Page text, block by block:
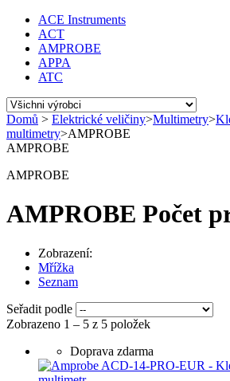
ACE Instruments
ACT
AMPROBE
APPA
ATC
Domů > Elektrické veličiny>Multimetry>
multimetry>AMPROBE
AMPROBE
AMPROBE
AMPROBE Počet
Zobrazení:
Mřížka
Seznam
Seřadit podle
Zobrazeno 1 – 5 z 5 položek
Doprava zdarma